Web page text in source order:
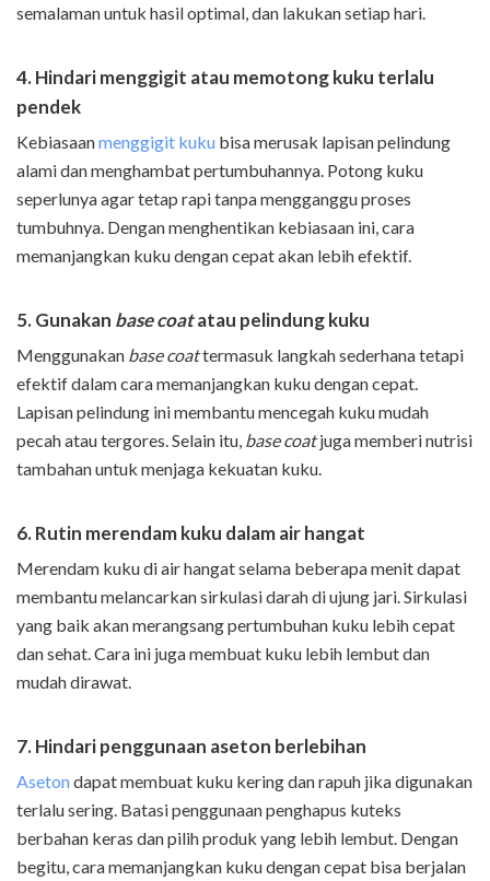
semalaman untuk hasil optimal, dan lakukan setiap hari.
4. Hindari menggigit atau memotong kuku terlalu
pendek
Kebiasaanmenggigit kuku bisa merusak lapisan pelindung
alami dan menghambat pertumbuhannya. Potong kuku
seperlunya agar tetap rapi tanpa mengganggu proses
tumbuhnya. Dengan menghentikan kebiasaan ini, cara
memanjangkan kuku dengan cepat akan lebih efektif.
5. Gunakan base coatatau pelindung kuku
Menggunakan base coattermasuk langkah sederhana tetapi
efektif dalam cara memanjangkan kuku dengan cepat.
Lapisan pelindung ini membantu mencegah kuku mudah
pecah atau tergores. Selain itu, base coatjuga memberi nutrisi
tambahan untuk menjaga kekuatan kuku.
6. Rutin merendam kuku dalam air hangat
Merendam kuku di air hangat selama beberapa menit dapat
membantu melancarkan sirkulasi darah di ujung jari. Sirkulasi
yang baik akan merangsang pertumbuhan kuku lebih cepat
dan sehat. Cara ini juga membuat kuku lebih lembut dan
mudah dirawat.
7. Hindari penggunaan aseton berlebihan
Asetondapat membuat kuku kering dan rapuh jika digunakan
terlalu sering. Batasi penggunaan penghapus kuteks
berbahan keras dan pilih produk yang lebih lembut. Dengan
begitu, cara memanjangkan kuku dengan cepat bisa berjalan